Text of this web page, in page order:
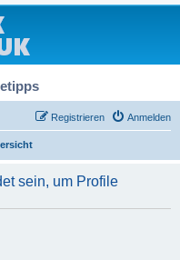
Anmelden
Registrieren
sein, um Profile